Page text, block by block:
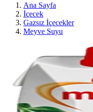
Ana Sayfa
İçecek
Gazsız İçecekler
Meyve Suyu